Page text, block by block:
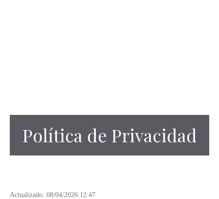
Política de Privacidad
Actualizado: 08/04/2026 12:47